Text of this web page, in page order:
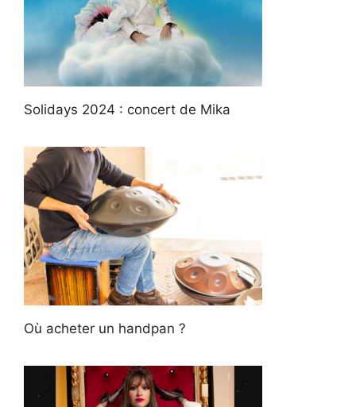
Solidays 2024 : concert de Mika
Où acheter un handpan ?